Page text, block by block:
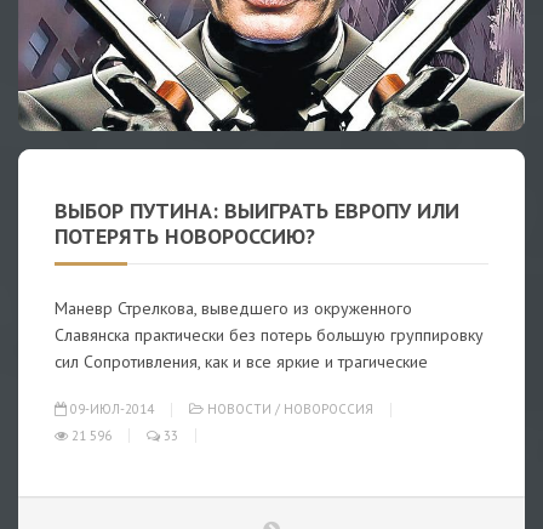
ВЫБОР ПУТИНА: ВЫИГРАТЬ ЕВРОПУ ИЛИ
ПОТЕРЯТЬ НОВОРОССИЮ?
Маневр Стрелкова, выведшего из окруженного
Славянска практически без потерь большую группировку
сил Сопротивления, как и все яркие и трагические
09-ИЮЛ-2014 НОВОСТИ / НОВОРОССИЯ
21 596
33